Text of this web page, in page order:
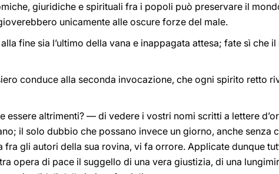
giuridiche e spirituali fra i popoli può preservare il
unicamente alle oscure forze del male.
fine sia l’ultimo della vana e inappagata attesa; fate sì che
conduce alla seconda invocazione, che ogni spirito retto
altrimenti? — di vedere i vostri nomi scritti a lettere
il solo dubbio che possano invece un giorno, anche senza
fra gli autori della sua rovina, vi fa orrore. Applicate dunque
opera di pace il suggello di una vera giustizia, di una